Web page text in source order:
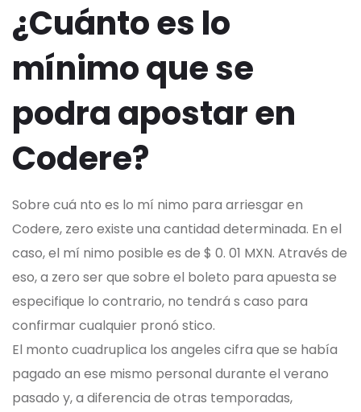
¿Cuánto es lo
mínimo que se
podra apostar en
Codere?
Sobre cuá nto es lo mí nimo para arriesgar en
Codere, zero existe una cantidad determinada. En el
caso, el mí nimo posible es de $ 0. 01 MXN. Através de
eso, a zero ser que sobre el boleto para apuesta se
especifique lo contrario, no tendrá s caso para
confirmar cualquier pronó stico.
El monto cuadruplica los angeles cifra que se había
pagado an ese mismo personal durante el verano
pasado y, a diferencia de otras temporadas,